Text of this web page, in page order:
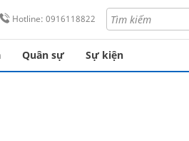
Hotline: 0916118822
Quân sự Sự kiện